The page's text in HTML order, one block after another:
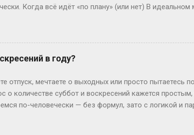
Когда всё идёт «по плану» (или нет) В идеальном
отучился год, ушёл в армию, вернулся — и
Или Мария из Испании: взяла gap year, работала в
пока её ровесники пишут курсовые. Кстати, в
обидно: тебе 19, а ты только получил школьный
Иван с первого к...
в году?
отпуск, мечтаете о выходных или просто пытаетесь
о количестве суббот и воскресений кажется
по-человечески — без формул, зато с логикой и
воскресений выходит по 52 штуки. Но тут же мозг